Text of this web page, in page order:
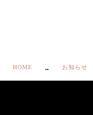
HOME お知らせ